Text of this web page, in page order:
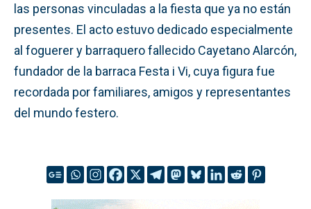
las personas vinculadas a la fiesta que ya no están
presentes. El acto estuvo dedicado especialmente
al foguerer y barraquero fallecido Cayetano Alarcón,
fundador de la barraca Festa i Vi, cuya figura fue
recordada por familiares, amigos y representantes
del mundo festero.